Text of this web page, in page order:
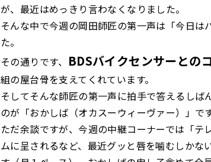
が、最近はめっきり言わなくなりました。
そんな中で今週の岡田師匠の第一声は「今日は
た。
その通りです、 BDSバイクセンサーとの
組の屋台骨を支えてくれています。
そしてそんな師匠の第一声に拍手で答えるし
のが「おかしば（オカスーウィーヴァー）」です
ただ余談ですが、今週の中継コーナーでは「
ムに呈されるなど、最近グッと唇を噛むしかな